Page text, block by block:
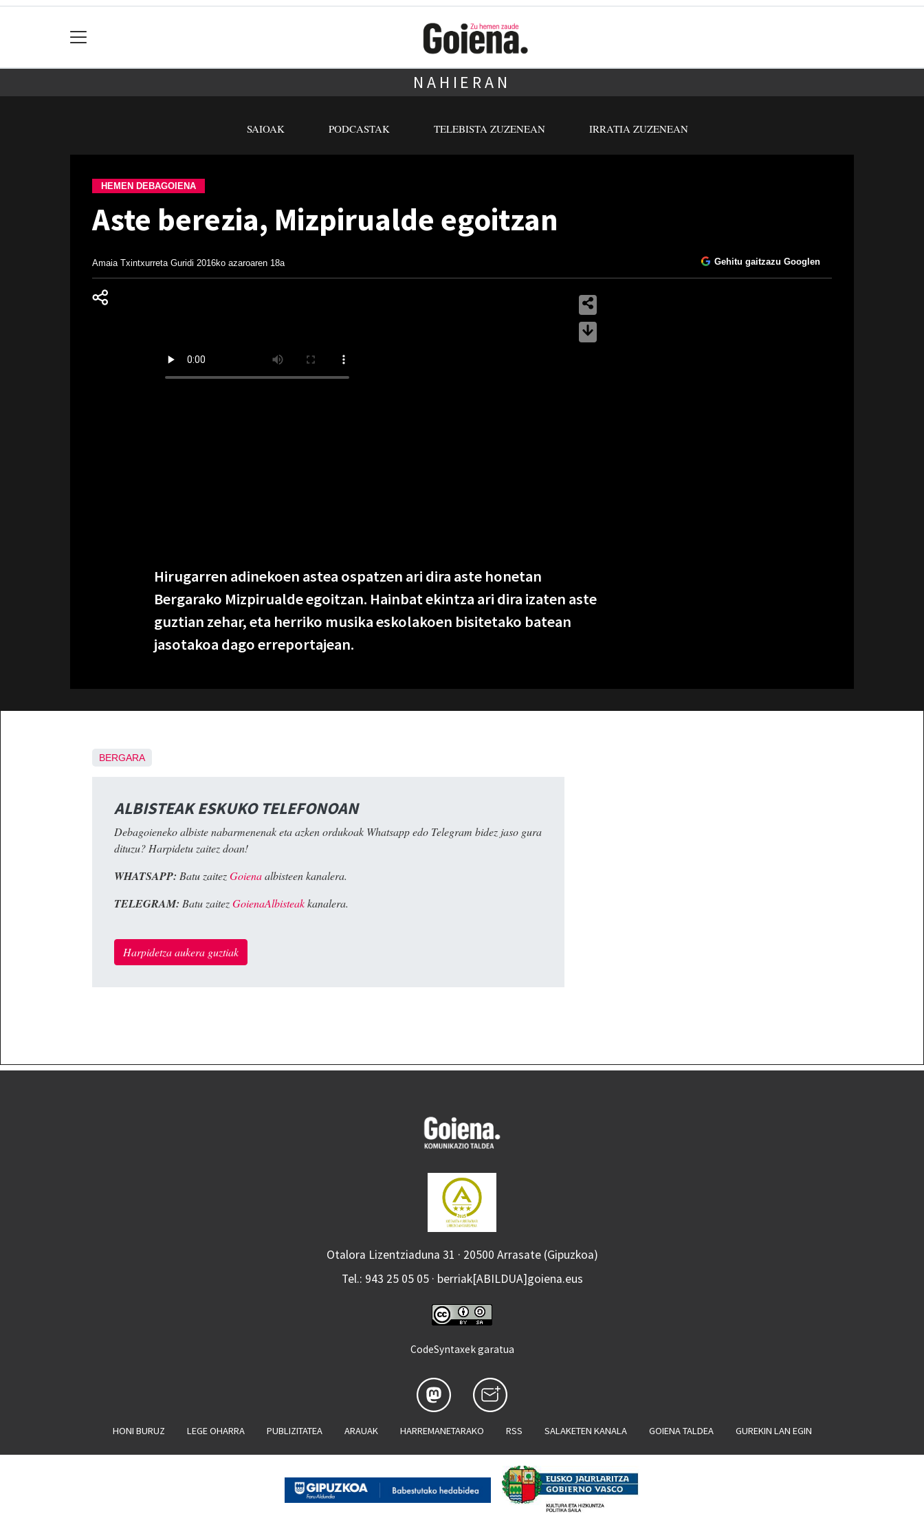
NAHIERAN
SAIOAK PODCASTAK TELEBISTA ZUZENEAN IRRATIA ZUZENEAN
HEMEN DEBAGOIENA
Aste berezia, Mizpirualde egoitzan
Amaia Txintxurreta Guridi 2016ko azaroaren 18a Gehitu gaitzazu Googlen
Hirugarren adinekoen astea ospatzen ari dira aste honetan
Bergarako Mizpirualdeegoitzan. Hainbat ekintza ari dira izaten aste
guztian zehar, eta herriko musika eskolakoen bisitetako batean
jasotakoa dago erreportajean.
BERGARA
ALBISTEAK ESKUKO TELEFONOAN
Debagoieneko albiste nabarmenenak eta azken ordukoak Whatsapp edo Telegram bidez jaso gura
dituzu? Harpidetu zaitez doan!
WHATSAPP: Batu zaitezGoienaalbisteen kanalera.
TELEGRAM: Batu zaitezGoienaAlbisteakkanalera.
Harpidetza aukera guztiak
Otalora Lizentziaduna 31 · 20500 Arrasate (Gipuzkoa)
Tel.: 943 25 05 05 · berriak[ABILDUA]goiena.eus
CodeSyntaxek garatua
HONI BURUZ LEGE OHARRA PUBLIZITATEA ARAUAK HARREMANETARAKO RSS SALAKETEN KANALA GOIENA TALDEA GUREKIN LAN EGIN